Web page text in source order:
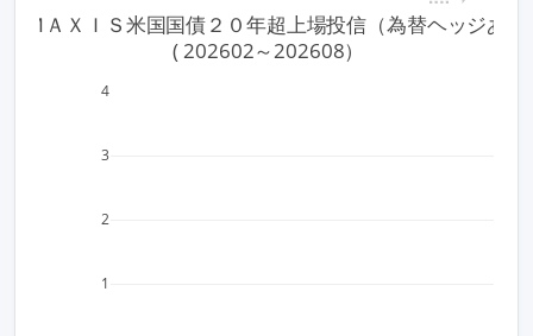
1
2
3
4
ＭＡＸＩＳ米国国債２０年超上場投信（為替ヘッジあり
( 202602～202608）